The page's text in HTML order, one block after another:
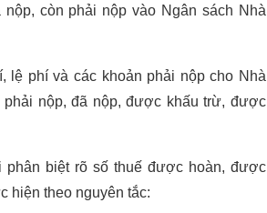
còn phải nộp vào Ngân sách Nhà
lệ phí và các khoản phải nộp cho Nhà
nộp, đã nộp, được khấu trừ, được
biệt rõ số thuế được hoàn, được
hiện theo nguyên tắc: